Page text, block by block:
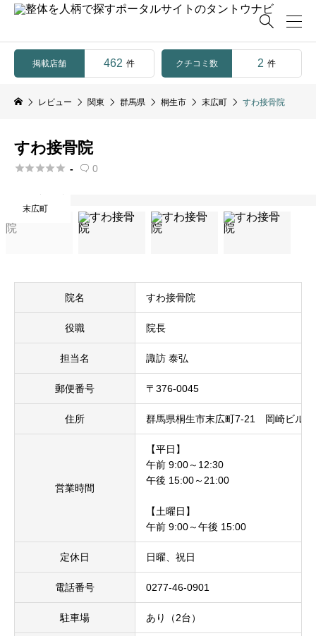

掲載店舗 462 件 クチコミ数 2 件
レビュー 関東 群馬県 桐生市 末広町 すわ接骨院
すわ接骨院
 -  0
末広町
院名 すわ接骨院
役職 院長
担当名 諏訪 泰弘
郵便番号 〒376-0045
住所 群馬県桐生市末広町7-21 岡崎ビル1
営業時間
【平日】
午前 9:00～12:30
午後 15:00～21:00
【土曜日】
午前 9:00～午後 15:00
定休日 日曜、祝日
電話番号 0277-46-0901
駐車場 あり（2台）